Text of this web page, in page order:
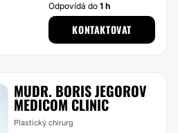
Odpovídá do1 h
KONTAKTOVAT
MUDR. BORIS JEGOROV
MEDICOM CLINIC
Plastický chirurg